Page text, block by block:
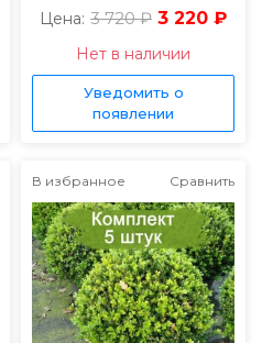
Цена: 3 720 ₽ 3 220 ₽
Нет в наличии
Уведомить о
появлении
В избранное Сравнить